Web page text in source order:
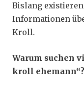
Bislang
Informationen
Kroll.
Warum suchen
kroll ehemann“?